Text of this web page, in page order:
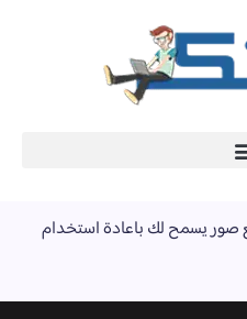
موقع صور يسمح لك باعادة استخدام